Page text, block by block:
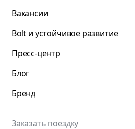
Вакансии
Bolt и устойчивое развитие
Пресс-центр
Блог
Бренд
Заказать поездку